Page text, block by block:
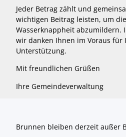
Jeder Betrag zählt und
wichtigen Beitrag leisten, um
Wasserknappheit abzumildern.
wir danken Ihnen im Voraus
Unterstützung.
Mit freundlichen Grüßen
Ihre Gemeindeverwaltung
Brunnen bleiben derzeit außer